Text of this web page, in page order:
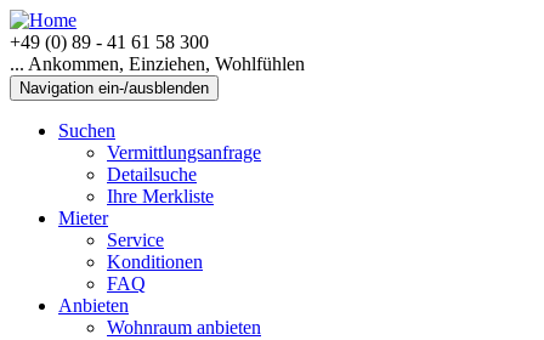
+49 (0) 89 - 41 61 58 300
... Ankommen, Einziehen, Wohlfühlen
Navigation ein-/ausblenden
Suchen
Vermittlungsanfrage
Detailsuche
Ihre Merkliste
Mieter
Service
Konditionen
FAQ
Anbieten
Wohnraum anbieten